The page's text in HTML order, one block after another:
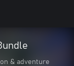
& adventure